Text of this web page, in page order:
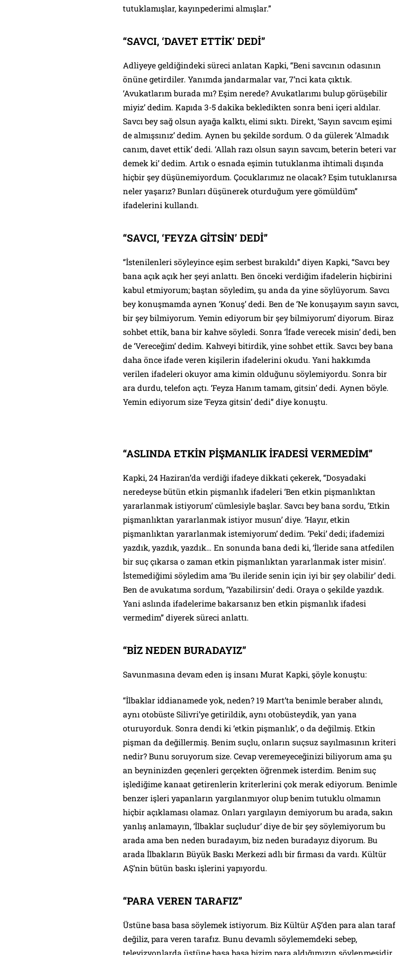
tutuklamışlar, kayınpederimi almışlar.”
“SAVCI, ‘DAVET ETTİK’ DEDİ”
Adliyeye geldiğindeki süreci anlatan Kapki, “Beni savcının odasının
önüne getirdiler. Yanımda jandarmalar var, 7’nci kata çıktık.
‘Avukatlarım burada mı? Eşim nerede? Avukatlarımı bulup görüşebilir
miyiz’ dedim. Kapıda 3-5 dakika bekledikten sonra beni içeri aldılar.
Savcı bey sağ olsun ayağa kalktı, elimi sıktı. Direkt, ‘Sayın savcım eşimi
de almışsınız’ dedim. Aynen bu şekilde sordum. O da gülerek ‘Almadık
canım, davet ettik’ dedi. ‘Allah razı olsun sayın savcım, beterin beteri var
demek ki’ dedim. Artık o esnada eşimin tutuklanma ihtimali dışında
hiçbir şey düşünemiyordum. Çocuklarımız ne olacak? Eşim tutuklanırsa
neler yaşarız? Bunları düşünerek oturduğum yere gömüldüm”
ifadelerini kullandı.
“SAVCI, ‘FEYZA GİTSİN’ DEDİ”
“İstenilenleri söyleyince eşim serbest bırakıldı” diyen Kapki, “Savcı bey
bana açık açık her şeyi anlattı. Ben önceki verdiğim ifadelerin hiçbirini
kabul etmiyorum; baştan söyledim, şu anda da yine söylüyorum. Savcı
bey konuşmamda aynen ‘Konuş’ dedi. Ben de ‘Ne konuşayım sayın savcı,
bir şey bilmiyorum. Yemin ediyorum bir şey bilmiyorum’ diyorum. Biraz
sohbet ettik, bana bir kahve söyledi. Sonra ‘İfade verecek misin’ dedi, ben
de ‘Vereceğim’ dedim. Kahveyi bitirdik, yine sohbet ettik. Savcı bey bana
daha önce ifade veren kişilerin ifadelerini okudu. Yani hakkımda
verilen ifadeleri okuyor ama kimin olduğunu söylemiyordu. Sonra bir
ara durdu, telefon açtı. ‘Feyza Hanım tamam, gitsin’ dedi. Aynen böyle.
Yemin ediyorum size ‘Feyza gitsin’ dedi” diye konuştu.
“ASLINDA ETKİN PİŞMANLIK İFADESİ VERMEDİM”
Kapki, 24 Haziran’da verdiği ifadeye dikkati çekerek, “Dosyadaki
neredeyse bütün etkin pişmanlık ifadeleri ‘Ben etkin pişmanlıktan
yararlanmak istiyorum’ cümlesiyle başlar. Savcı bey bana sordu, ‘Etkin
pişmanlıktan yararlanmak istiyor musun’ diye. ‘Hayır, etkin
pişmanlıktan yararlanmak istemiyorum’ dedim. ‘Peki’ dedi; ifademizi
yazdık, yazdık, yazdık… En sonunda bana dedi ki, ‘İleride sana atfedilen
bir suç çıkarsa o zaman etkin pişmanlıktan yararlanmak ister misin’.
İstemediğimi söyledim ama ‘Bu ileride senin için iyi bir şey olabilir’ dedi.
Ben de avukatıma sordum, ‘Yazabilirsin’ dedi. Oraya o şekilde yazdık.
Yani aslında ifadelerime bakarsanız ben etkin pişmanlık ifadesi
vermedim” diyerek süreci anlattı.
“BİZ NEDEN BURADAYIZ”
Savunmasına devam eden iş insanı Murat Kapki, şöyle konuştu:
“İlbaklar iddianamede yok, neden? 19 Mart’ta benimle beraber alındı,
aynı otobüste Silivri’ye getirildik, aynı otobüsteydik, yan yana
oturuyorduk. Sonra dendi ki ‘etkin pişmanlık’, o da değilmiş. Etkin
pişman da değillermiş. Benim suçlu, onların suçsuz sayılmasının kriteri
nedir? Bunu soruyorum size. Cevap veremeyeceğinizi biliyorum ama şu
an beyninizden geçenleri gerçekten öğrenmek isterdim. Benim suç
işlediğime kanaat getirenlerin kriterlerini çok merak ediyorum. Benimle
benzer işleri yapanların yargılanmıyor olup benim tutuklu olmamın
hiçbir açıklaması olamaz. Onları yargılayın demiyorum bu arada, sakın
yanlış anlamayın, ‘İlbaklar suçludur’ diye de bir şey söylemiyorum bu
arada ama ben neden buradayım, biz neden buradayız diyorum. Bu
arada İlbakların Büyük Baskı Merkezi adlı bir firması da vardı. Kültür
AŞ’nin bütün baskı işlerini yapıyordu.
“PARA VEREN TARAFIZ”
Üstüne basa basa söylemek istiyorum. Biz Kültür AŞ’den para alan taraf
değiliz, para veren tarafız. Bunu devamlı söylememdeki sebep,
televizyonlarda üstüne basa basa bizim para aldığımızın söylenmesidir.